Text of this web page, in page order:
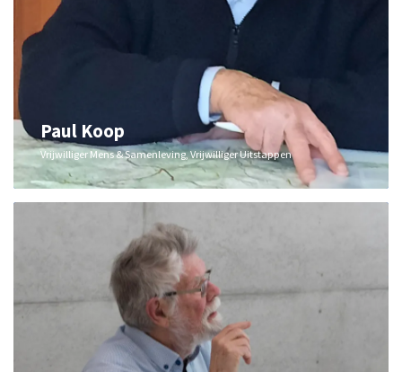
Paul Koop
Vrijwilliger Mens & Samenleving, Vrijwilliger Uitstappen